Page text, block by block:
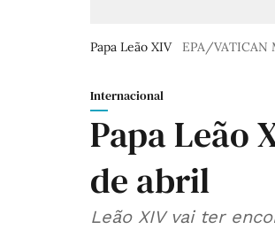
Papa Leão XIV EPA/VATICAN
Internacional
Papa Leão
de abril
Leão XIV vai ter